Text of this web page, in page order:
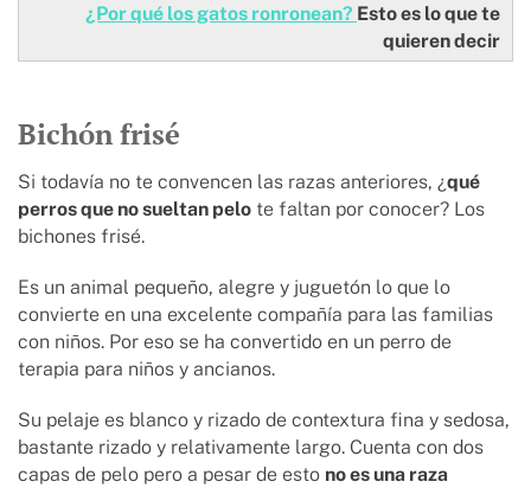
¿Por qué los gatos ronronean? Esto es lo que te
quieren decir
Bichón frisé
Si todavía no te convencen las razas anteriores, ¿qué
perros que no sueltan pelo te faltan por conocer? Los
bichones frisé.
Es un animal pequeño, alegre y juguetón lo que lo
convierte en una excelente compañía para las familias
con niños. Por eso se ha convertido en un perro de
terapia para niños y ancianos.
Su pelaje es blanco y rizado de contextura fina y sedosa,
bastante rizado y relativamente largo. Cuenta con dos
capas de pelo pero a pesar de esto no es una raza